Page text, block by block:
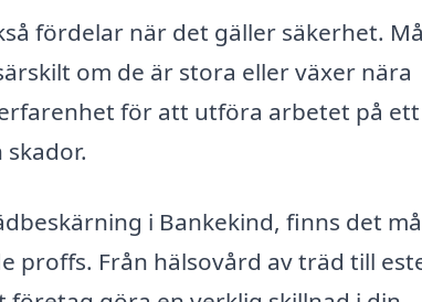
fördelar när det gäller säkerhet.
om de är stora eller växer nära
för att utföra arbetet på ett
i Bankekind, finns det
Från hälsovård av träd till